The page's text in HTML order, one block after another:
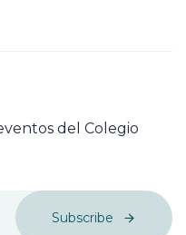
del Colegio
Subscribe